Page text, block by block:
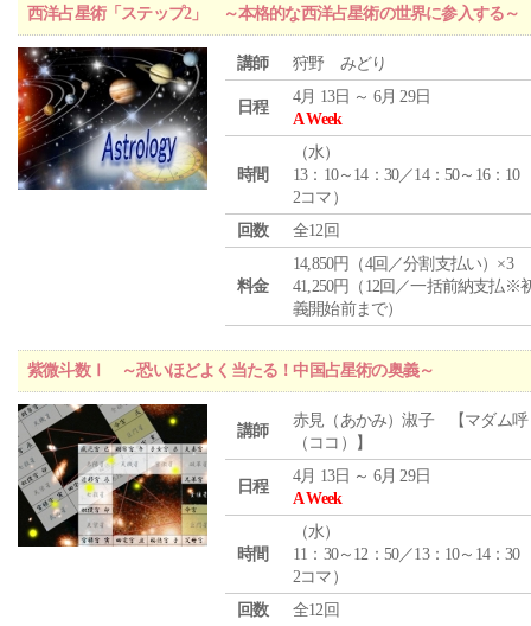
西洋占星術「ステップ2」 ～本格的な西洋占星術の世界に参入する～
講師 狩野 みどり
日程
4月 13日 ～ 6月 29日
A Week
時間
（水）
13：10～14：30／14：50～16：10
2コマ）
回数
全12回
料金
14,850円（4回／分割支払い）×3
41,250円（12回／一括前納支払※
義開始前まで）
紫微斗数Ⅰ ～恐いほどよく当たる！中国占星術の奥義～
講師
赤見（あかみ）淑子 【マダム呼
（ココ）】
日程
4月 13日 ～ 6月 29日
A Week
時間
（水）
11：30～12：50／13：10～14：30
2コマ）
回数
全12回